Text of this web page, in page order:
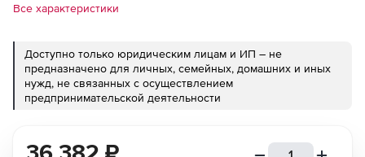
Все характеристики
Доступно только юридическим лицам и ИП – не
предназначено для личных, семейных, домашних и иных
нужд, не связанных с осуществлением
предпринимательской деятельности